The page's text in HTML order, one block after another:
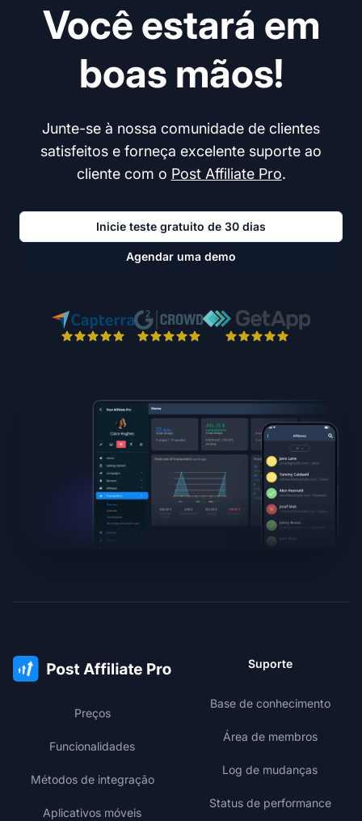
Você estará em
boas mãos!
Junte-se à nossa comunidade de clientes
satisfeitos e forneça excelente suporte ao
cliente com o Post Affiliate Pro.
Inicie teste gratuito de 30 dias
Agendar uma demo
Preços
Funcionalidades
Métodos de integração
Aplicativos móveis
Suporte
Base de conhecimento
Área de membros
Log de mudanças
Status de performance